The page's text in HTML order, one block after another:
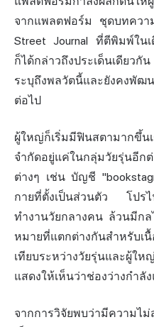
จากแพลตฟอร์ม ชุดบทควา
Street Journal ที่ตีพิมพ์ใน
ก็ได้กล่าวถึงประเด็นเดียวกั
ระบุถึงพลวัตนี้และยังคงพั
ต่อไป
ผู้ใหญ่ก็เริ่มมีฟินสตามาก
จำกัดอยู่แค่ในกลุ่มวัยรุ่นอี
ต่างๆ เช่น บัญชี
กายที่ตั้งเป็นส่วนตัว โปรไ
ทำงานวัยกลางคน ล้วนมีก
หมายที่แตกต่างกันสำหรับเ
เทียบระหว่างวัยรุ่นและผู้ให
แสดงให้เห็นว่าช่องว่างกำลั
จากการวิจัยพบว่ามีความไม่